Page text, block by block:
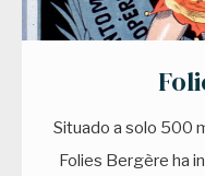
Situado a solo 500
Folies Bergère ha